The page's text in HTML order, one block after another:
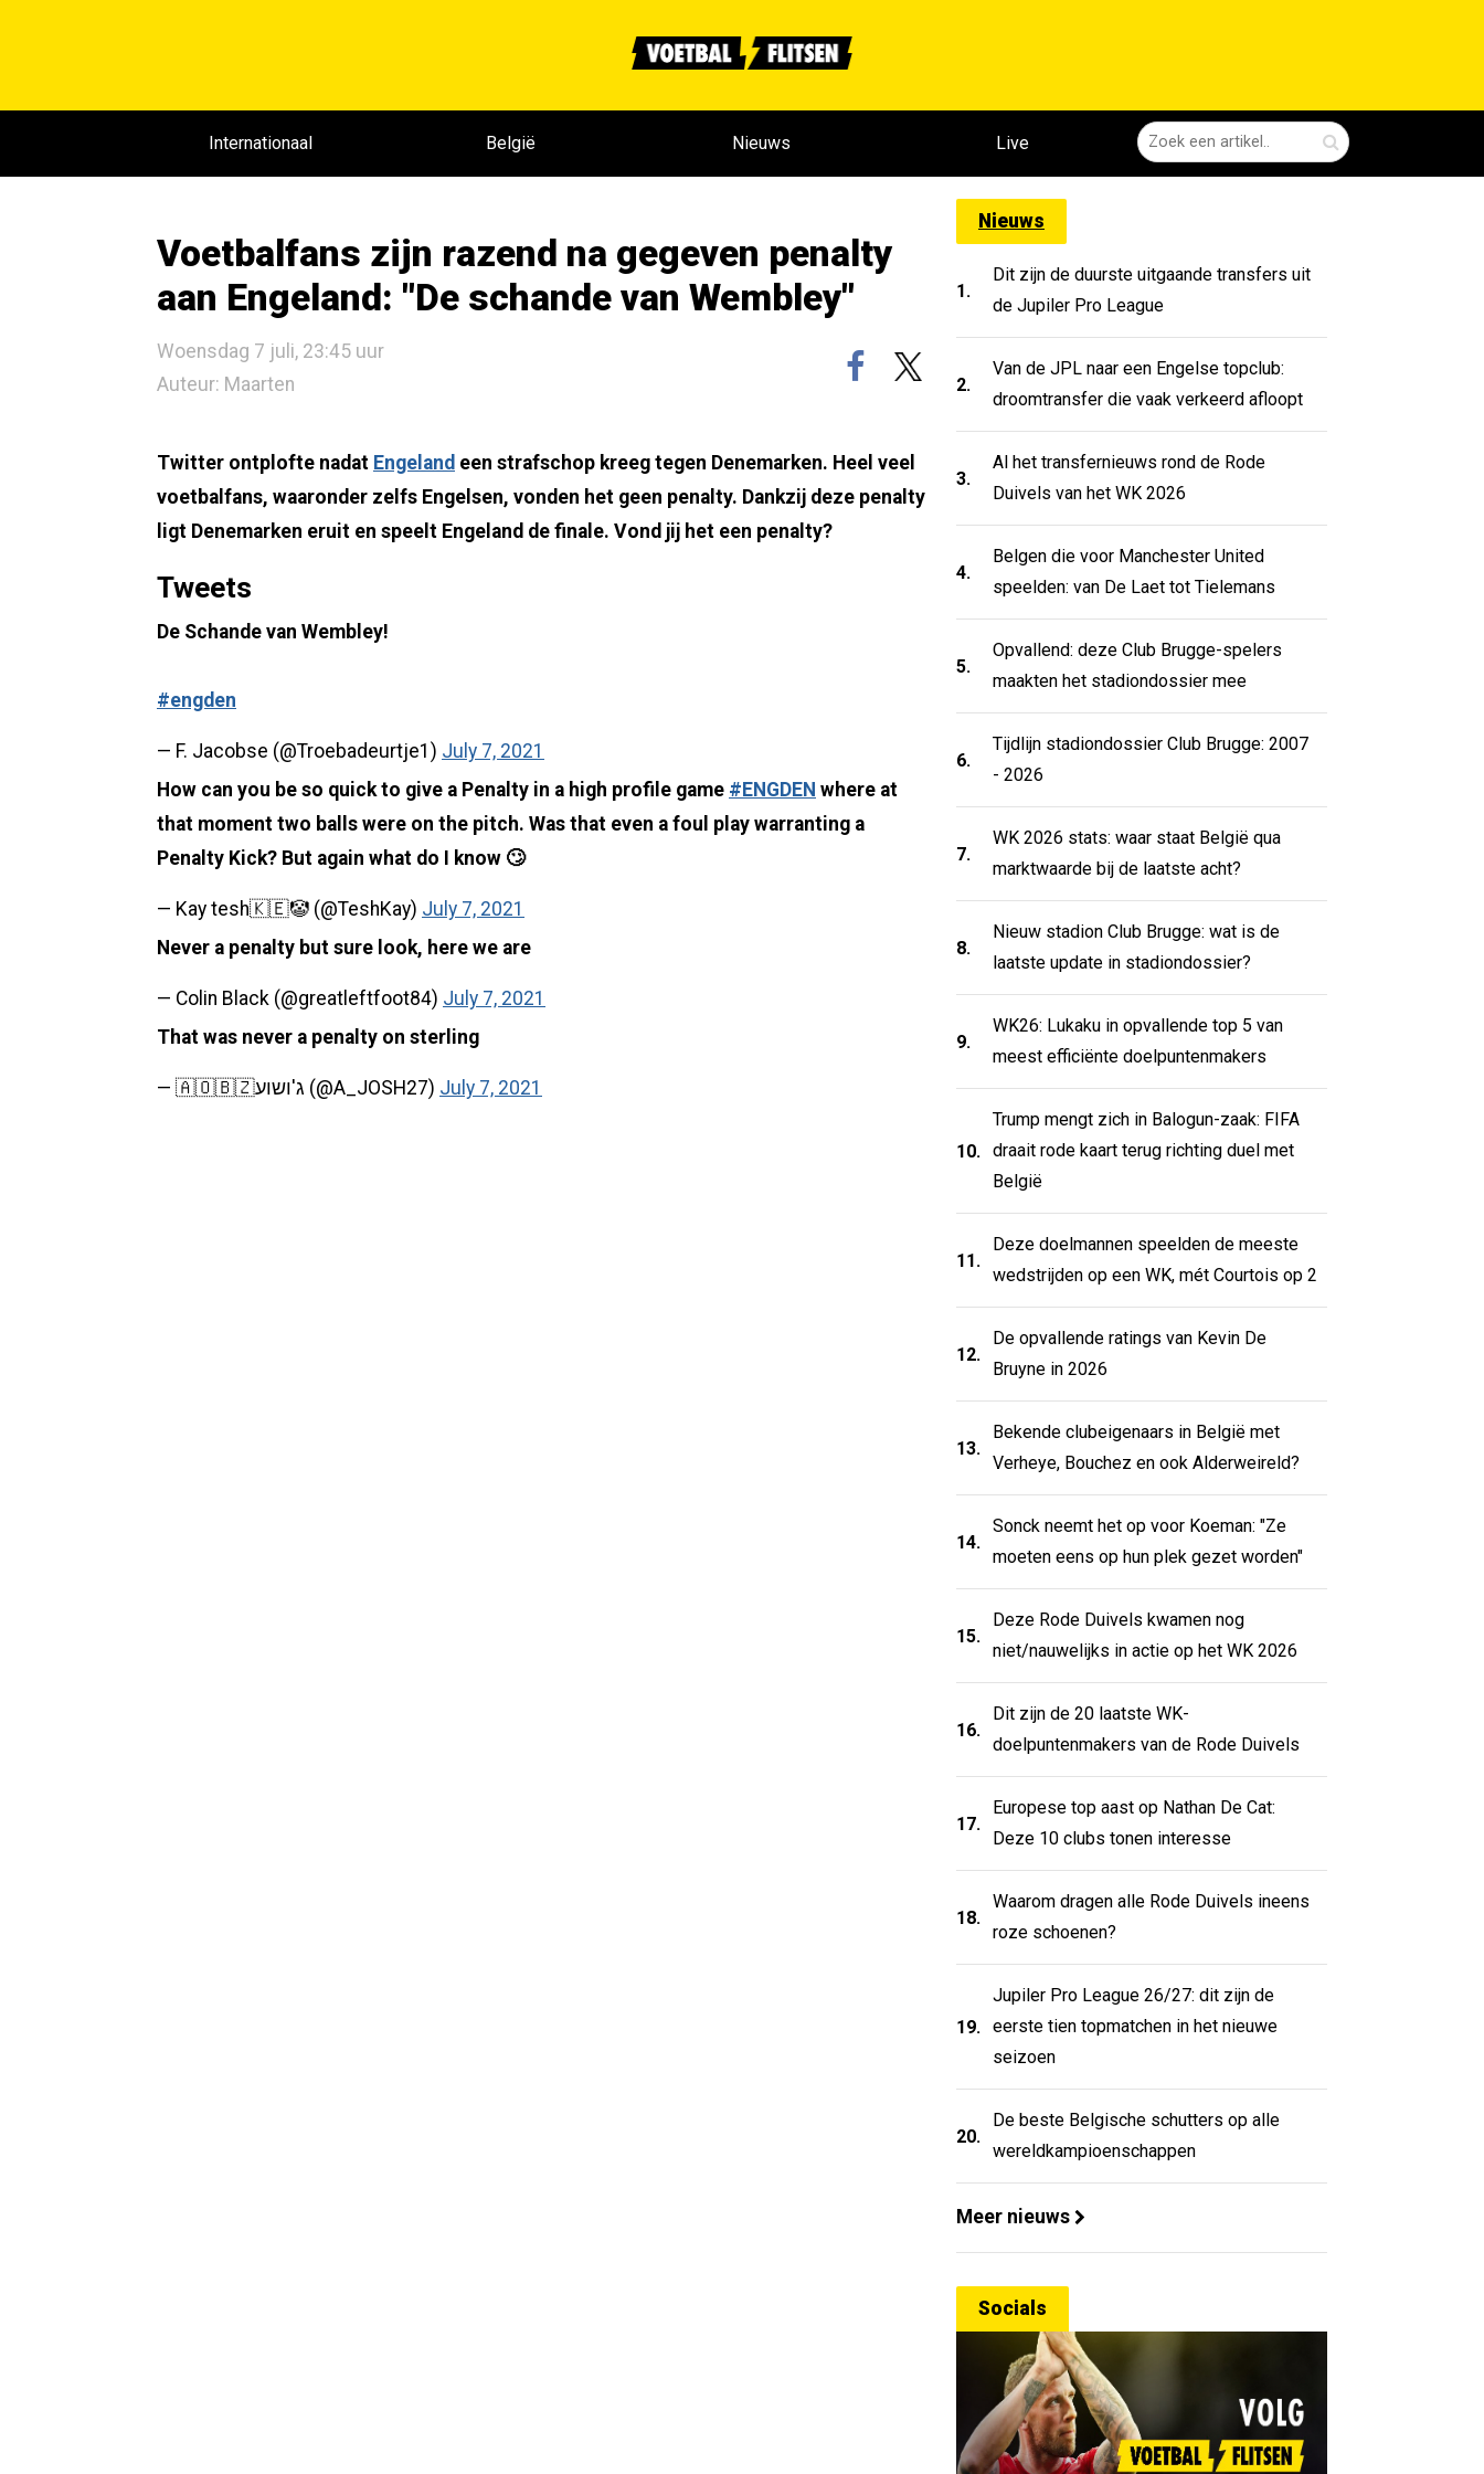
Internationaal België Nieuws Live
Voetbalfans zijn razend na gegeven penalty
aan Engeland: "De schande van Wembley"
Woensdag 7 juli, 23:45 uur
Auteur: Maarten
Twitter ontplofte nadat Engeland een strafschop kreeg tegen Denemarken. Heel veel
voetbalfans, waaronder zelfs Engelsen, vonden het geen penalty. Dankzij deze penalty
ligt Denemarken eruit en speelt Engeland de finale. Vond jij het een penalty?
Tweets
De Schande van Wembley!
#engden
— F. Jacobse (@Troebadeurtje1) July 7, 2021
How can you be so quick to give a Penalty in a high profile game #ENGDEN where at
that moment two balls were on the pitch. Was that even a foul play warranting a
Penalty Kick? But again what do I know 🙄
— Kay tesh🇰🇪🤡 (@TeshKay) July 7, 2021
Never a penalty but sure look, here we are
— Colin Black (@greatleftfoot84) July 7, 2021
That was never a penalty on sterling
— 🇦🇴🇧🇿ג'ושוע (@A_JOSH27) July 7, 2021
Nieuws
1.
Dit zijn de duurste uitgaande transfers uit
de Jupiler Pro League
2.
Van de JPL naar een Engelse topclub:
droomtransfer die vaak verkeerd afloopt
3.
Al het transfernieuws rond de Rode
Duivels van het WK 2026
4.
Belgen die voor Manchester United
speelden: van De Laet tot Tielemans
5.
Opvallend: deze Club Brugge-spelers
maakten het stadiondossier mee
6.
Tijdlijn stadiondossier Club Brugge: 2007
- 2026
7.
WK 2026 stats: waar staat België qua
marktwaarde bij de laatste acht?
8.
Nieuw stadion Club Brugge: wat is de
laatste update in stadiondossier?
9.
WK26: Lukaku in opvallende top 5 van
meest efficiënte doelpuntenmakers
10.
Trump mengt zich in Balogun-zaak: FIFA
draait rode kaart terug richting duel met
België
11.
Deze doelmannen speelden de meeste
wedstrijden op een WK, mét Courtois op 2
12.
De opvallende ratings van Kevin De
Bruyne in 2026
13.
Bekende clubeigenaars in België met
Verheye, Bouchez en ook Alderweireld?
14.
Sonck neemt het op voor Koeman: "Ze
moeten eens op hun plek gezet worden"
15.
Deze Rode Duivels kwamen nog
niet/nauwelijks in actie op het WK 2026
16.
Dit zijn de 20 laatste WK-
doelpuntenmakers van de Rode Duivels
17.
Europese top aast op Nathan De Cat:
Deze 10 clubs tonen interesse
18.
Waarom dragen alle Rode Duivels ineens
roze schoenen?
19.
Jupiler Pro League 26/27: dit zijn de
eerste tien topmatchen in het nieuwe
seizoen
20.
De beste Belgische schutters op alle
wereldkampioenschappen
Meer nieuws
Socials